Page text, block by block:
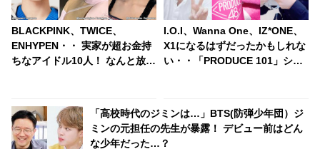
BLACKPINK、TWICE、
ENHYPEN・・ 実家が超お金持
ちなアイドル10人！ なんと放送
I.O.I、Wanna One、IZ*ONE、
X1になるはずだったかもしれな
い・・「PRODUCE 101」シリ
「高校時代のジミンは…」BTS(防弾少年団）ジ
ミンの元担任の先生が暴露！ デビュー前はどん
な少年だった…？